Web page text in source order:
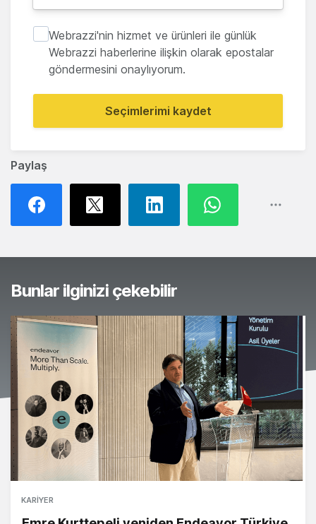
Paylaş
Webrazzi'nin hizmet ve ürünleri ile günlük
Webrazzi haberlerine ilişkin olarak epostalar
göndermesini onaylıyorum.
Seçimlerimi kaydet
Bunlar ilginizi çekebilir
KARIYER